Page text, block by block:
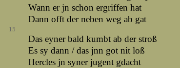
Wann er jn schon ergriffen hat
Dann offt der neben weg ab gat
15
Das eyner bald kumbt ab der stroß
Es sy dann / das jnn got nit loß
Hercles jn syner jugent gdacht